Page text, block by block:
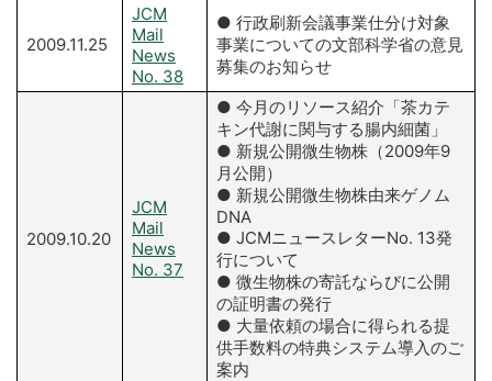
2009.11.25
JCM
Mail
News
No. 38
● 行政刷新会議事業仕分け対象
事業についての文部科学省の意見
募集のお知らせ
2009.10.20
JCM
Mail
News
No. 37
● 今月のリソース紹介「茶カテ
キン代謝に関与する腸内細菌」
● 新規公開微生物株（2009年9
月公開）
● 新規公開微生物株由来ゲノム
DNA
● JCMニュースレターNo. 13発
行について
● 微生物株の寄託ならびに公開
の証明書の発行
● 大量依頼の場合に得られる提
供手数料の特典システム導入のご
案内